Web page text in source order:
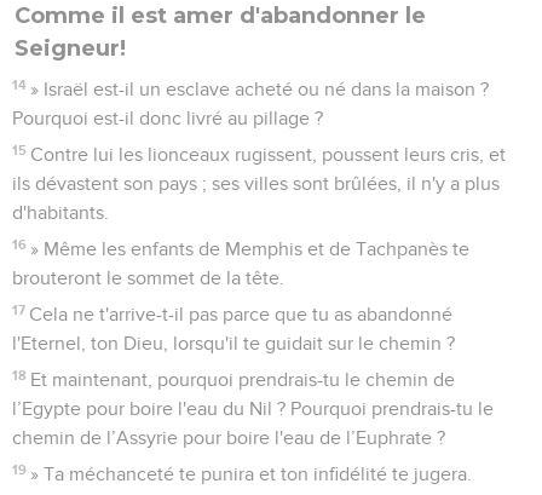
Comme il est amer d'abandonner le
Seigneur!
14 » Israël est-il un esclave acheté ou né dans la maison ?
Pourquoi est-il donc livré au pillage ?
15 Contre lui les lionceaux rugissent, poussent leurs cris, et
ils dévastent son pays ; ses villes sont brûlées, il n'y a plus
d'habitants.
16 » Même les enfants de Memphis et de Tachpanès te
brouteront le sommet de la tête.
17 Cela ne t'arrive-t-il pas parce que tu as abandonné
l'Eternel, ton Dieu, lorsqu'il te guidait sur le chemin ?
18 Et maintenant, pourquoi prendrais-tu le chemin de
l’Egypte pour boire l'eau du Nil ? Pourquoi prendrais-tu le
chemin de l’Assyrie pour boire l'eau de l’Euphrate ?
19 » Ta méchanceté te punira et ton infidélité te jugera.